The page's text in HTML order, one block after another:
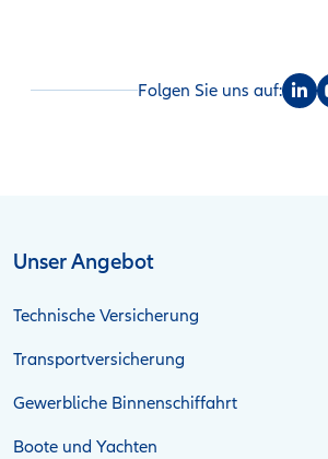
Folgen Sie uns auf:
Unser Angebot
Technische Versicherung
Transportversicherung
Gewerbliche Binnenschiffahrt
Boote und Yachten